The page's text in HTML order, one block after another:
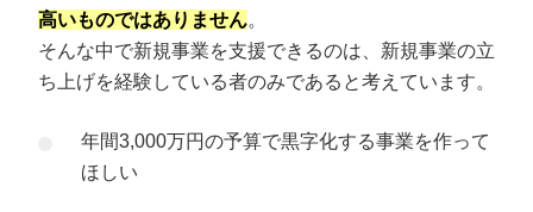
高いものではありません。
そんな中で新規事業を支援できるのは、新規事業の立
ち上げを経験している者のみであると考えています。
年間3,000万円の予算で黒字化する事業を作って
ほしい